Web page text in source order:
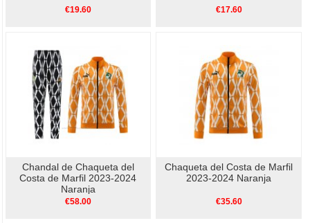
€19.60 €17.60
Chandal de Chaqueta del
Costa de Marfil 2023-2024
Naranja
€58.00
Chaqueta del Costa de Marfil
2023-2024 Naranja
€35.60